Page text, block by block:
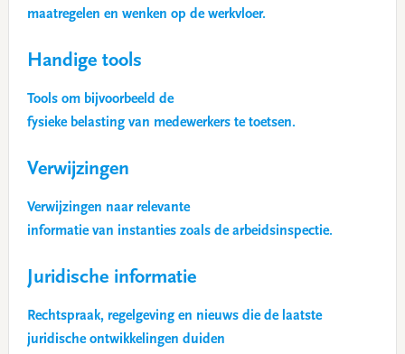
maatregelen en wenken op de werkvloer.
Handige tools
Tools om bijvoorbeeld de
fysieke belasting van medewerkers te toetsen.
Verwijzingen
Verwijzingen naar relevante
informatie van instanties zoals de arbeidsinspectie.
Juridische informatie
Rechtspraak, regelgeving en nieuws die de laatste
juridische ontwikkelingen duiden